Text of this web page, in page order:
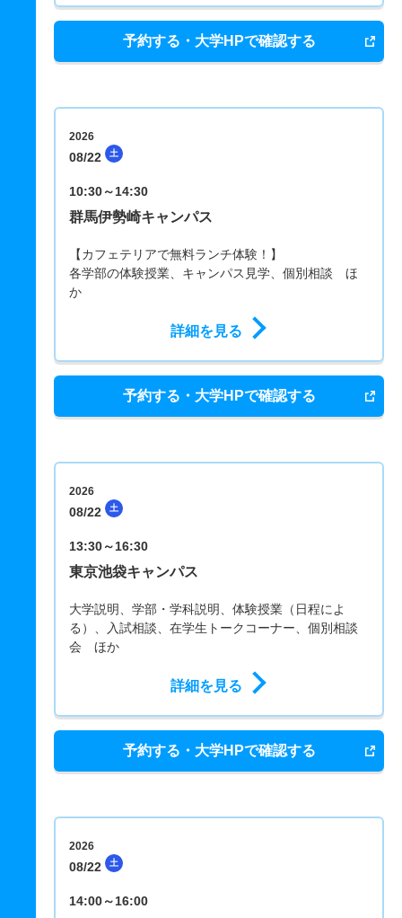
予約する・大学HPで確認する
2026
08/22 土
10:30～14:30
群馬伊勢崎キャンパス
【カフェテリアで無料ランチ体験！】
各学部の体験授業、キャンパス見学、個別相談 ほ
か
詳細を見る
予約する・大学HPで確認する
2026
08/22 土
13:30～16:30
東京池袋キャンパス
大学説明、学部・学科説明、体験授業（日程によ
る）、入試相談、在学生トークコーナー、個別相談
会 ほか
詳細を見る
予約する・大学HPで確認する
2026
08/22 土
14:00～16:00